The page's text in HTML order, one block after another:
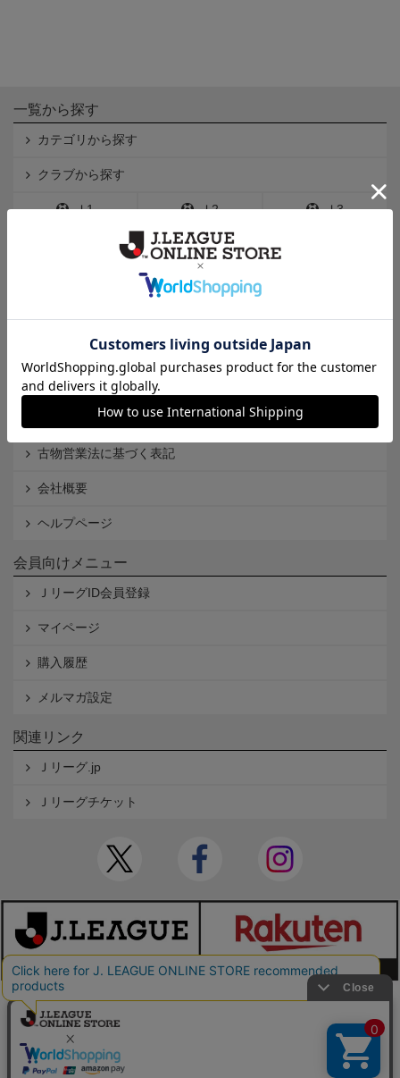
一覧から探す
カテゴリから探す
クラブから探す
Ｊ1 Ｊ2 Ｊ3
インフォメーション
Ｊリーグオンラインストアとは
個人情報保護方針
Cookieポリシー
特定商取引法に基づく表記
古物営業法に基づく表記
会社概要
ヘルプページ
会員向けメニュー
ＪリーグID会員登録
マイページ
購入履歴
メルマガ設定
関連リンク
Ｊリーグ.jp
Ｊリーグチケット
本サイトで使用している文章・画像等の無断での複製・転載を禁止します。
© JAPAN PROFESSIONAL FOOTBALL LEAGUE Rakuten Group, Inc. ALL RIGHTS RE